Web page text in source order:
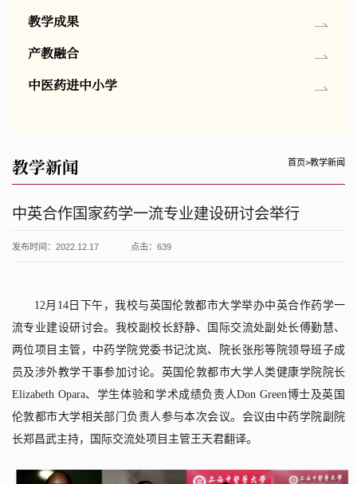
教学成果
产教融合
中医药进中小学
教学新闻 首页>教学新闻
中英合作国家药学一流专业建设研讨会举行
发布时间：2022.12.17 点击： 639
12月 14日下午，我校与英国伦敦都市大学举办中英合作药学一
流专业建设研讨会。我校副校长舒静、国际交流处副处长傅勤慧、
两位项目主管，中药学院党委书记沈岚、院长张彤等院领导班子成
员及涉外教学干事参加讨论。英国伦敦都市大学人类健康学院院长
Elizabeth Opara、学生体验和学术成绩负责人Don Green博士及英国
伦敦都市大学相关部门负责人参与本次会议。会议由中药学院副院
长郑昌武主持，国际交流处项目主管王天君翻译。